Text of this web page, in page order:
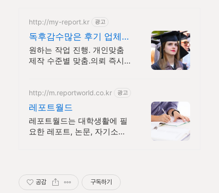
http://my-report.kr 광고
독후감수많은 후기 업체로
24시 주말 상담 가능 저렴
원하는 작업 진행. 개인맞춤
제작 수준별 맞춤.의뢰 즉시
교수출신 진행/보안 보장/각
종 모든 문서/24시진행
http://m.reportworld.co.kr 광고
레포트월드
레포트월드는 대학생활에 필
요한 레포트, 논문, 자기소개
공감 구독하기